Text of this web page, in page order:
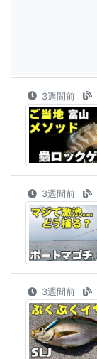
3週間前
3週間前
3週間前